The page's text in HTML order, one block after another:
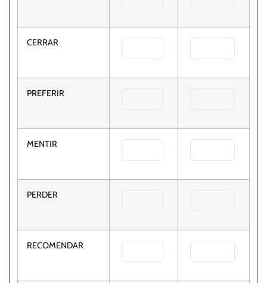
CERRAR
PREFERIR
MENTIR
PERDER
RECOMENDAR